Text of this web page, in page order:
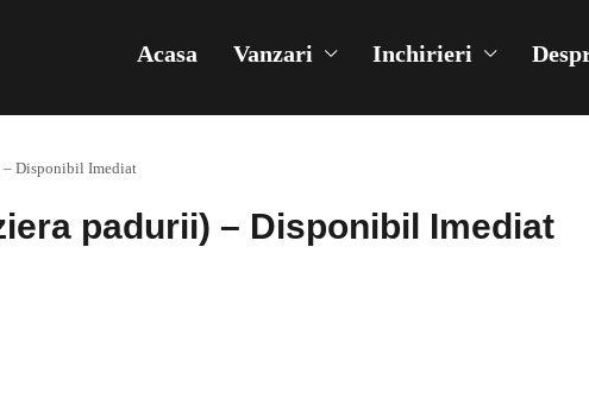
Acasa Vanzari Inchirieri
– Disponibil Imediat
padurii) – Disponibil Imediat